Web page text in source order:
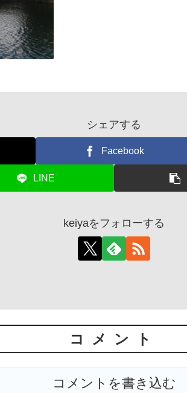
シェアする
Facebook
LINE
keiyaをフォローする
コメント
コメントを書き込む